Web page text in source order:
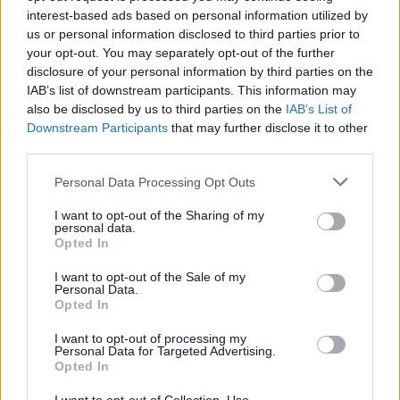
interest-based ads based on personal information utilized by
us or personal information disclosed to third parties prior to
your opt-out. You may separately opt-out of the further
disclosure of your personal information by third parties on the
IAB’s list of downstream participants. This information may
also be disclosed by us to third parties on the IAB’s List of
Downstream Participants that may further disclose it to other
Personal Data Processing Opt Outs
I want to opt-out of the Sharing of my
personal data.
Opted In
I want to opt-out of the Sale of my
Personal Data.
Opted In
I want to opt-out of processing my
Personal Data for Targeted Advertising.
Opted In
Veprimi i Ernest Muçit,
reagon presidenti i
Trabzonsporit: Më preku
mua dhe të gjithë lojtarët
Hetimet për vrasjen e
Edmond Sulës, kontrolle
në Bërxullë dhe
shoqërime personash për
t’u marrë në pyetje
me Infantinon, federata
del me deklaratë zyrtare:
blihen e shiten dollari dhe